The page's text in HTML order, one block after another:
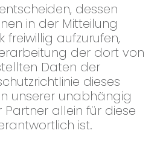
dessen
in der Mitteilung
freiwillig aufzurufen,
der dort von
Daten der
dieses
unserer unabhängig
Partner allein für diese
ist.